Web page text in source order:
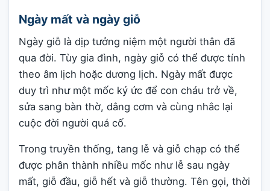
Ngày mất và ngày giỗ
Ngày giỗ là dịp tưởng niệm một người thân đã
qua đời. Tùy gia đình, ngày giỗ có thể được tính
theo âm lịch hoặc dương lịch. Ngày mất được
duy trì như một mốc ký ức để con cháu trở về,
sửa sang bàn thờ, dâng cơm và cùng nhắc lại
cuộc đời người quá cố.
Trong truyền thống, tang lễ và giỗ chạp có thể
được phân thành nhiều mốc như lễ sau ngày
mất, giỗ đầu, giỗ hết và giỗ thường. Tên gọi, thời